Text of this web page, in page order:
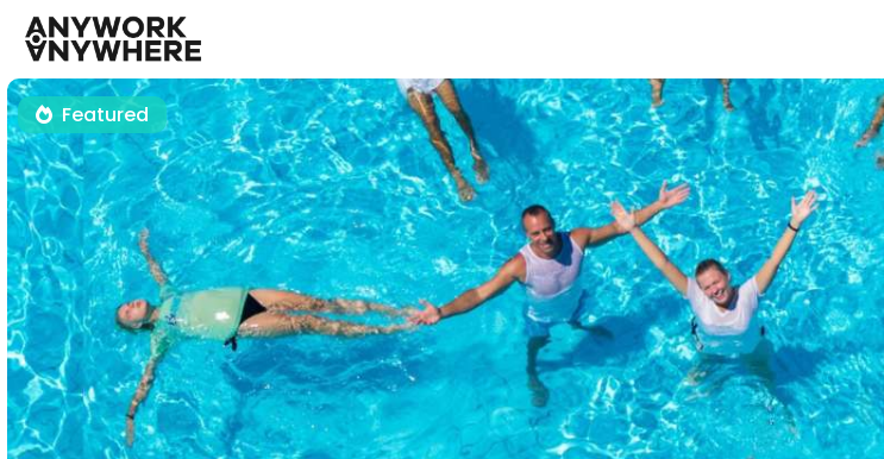
Featured